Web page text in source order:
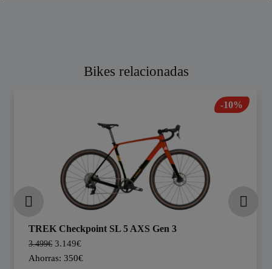
Bikes relacionadas
-10%
TREK Checkpoint SL 5 AXS Gen 3
3.499€ 3.149€
Ahorras: 350€